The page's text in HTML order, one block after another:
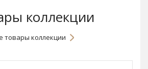
коллекции
товары коллекции